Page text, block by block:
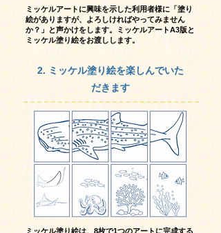
ミッケルアートに興味を示した利用者様に「塗り
絵がありますが、よろしければやってみません
か？」と声かけをします。ミッケルアートA3版と
ミッケル塗り絵をお渡しします。
2. ミッケル塗り絵を楽しんでいた
だきます
ミッケル塗り絵は、8枚で1つのアートに完成する